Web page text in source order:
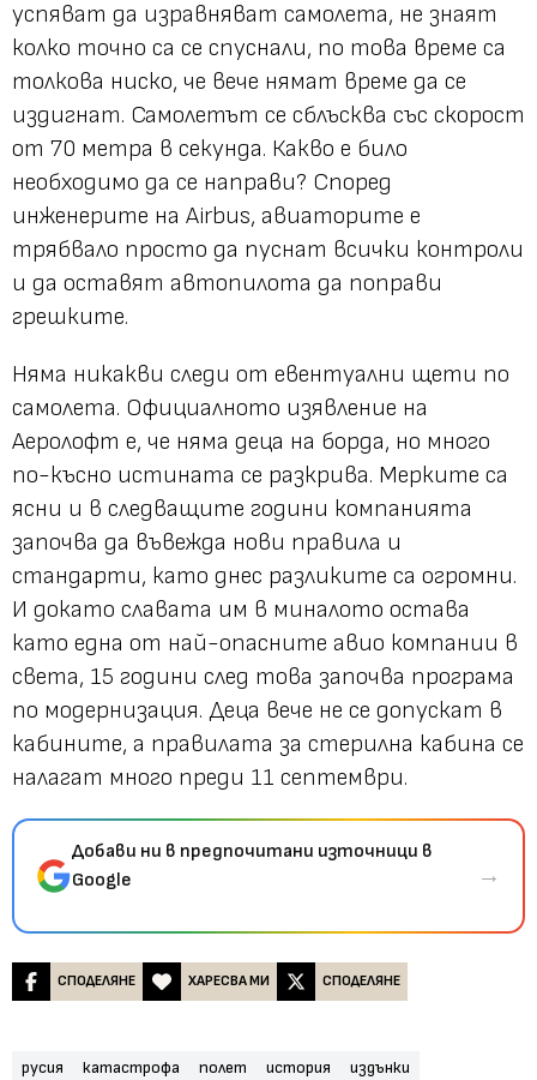
успяват да изравняват самолета, не знаят
колко точно са се спуснали, по това време са
толкова ниско, че вече нямат време да се
издигнат. Самолетът се сблъсква със скорост
от 70 метра в секунда. Какво е било
необходимо да се направи? Според
инженерите на Airbus, авиаторите е
трябвало просто да пуснат всички контроли
и да оставят автопилота да поправи
грешките.
Няма никакви следи от евентуални щети по
самолета. Официалното изявление на
Аеролофт е, че няма деца на борда, но много
по-късно истината се разкрива. Мерките са
ясни и в следващите години компанията
започва да въвежда нови правила и
стандарти, като днес разликите са огромни.
И докато славата им в миналото остава
като една от най-опасните авио компании в
света, 15 години след това започва програма
по модернизация. Деца вече не се допускат в
кабините, а правилата за стерилна кабина се
налагат много преди 11 септември.
Добави ни в предпочитани източници в
Google
→
СПОДЕЛЯНЕ ХАРЕСВА МИ СПОДЕЛЯНЕ
русия катастрофа полет история издънки